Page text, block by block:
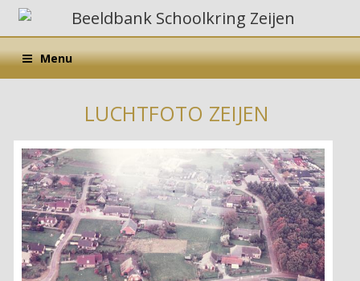
Menu
LUCHTFOTO ZEIJEN